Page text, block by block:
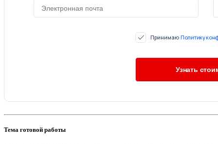
Принимаю Политику
Тема готовой работы